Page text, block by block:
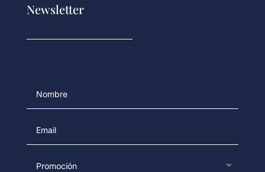
Newsletter